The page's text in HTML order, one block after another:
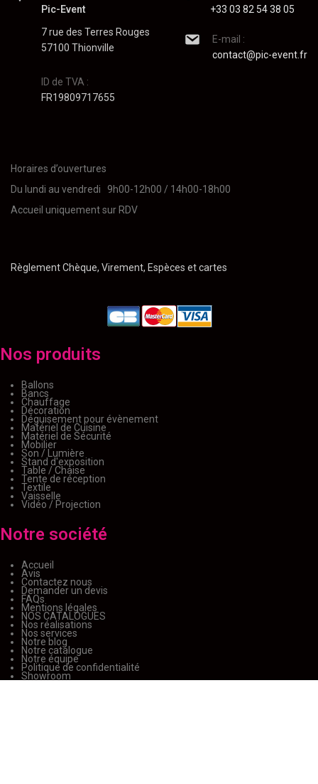
Pic-Event
7 rue des Terres Rouges
57100 Thionville
ID de TVA :
FR19809717655
+33 03 82 54 38 05
E-mail :
contact@pic-event.fr
Horaires d’ouvertures
Du lundi au vendredi 9h00-12h00 / 14h00-18h00
Accueil uniquement sur RDV
Règlement Chèque, Virement, Espèces et cartes
Nos produits
Ballons
Bancs
Chauffage
Décoration
Déguisement pour évènement
Matériel de Cuisine
Matériel de Sécurité
Mobilier
Son / Lumière
Stand d'exposition
Table / Chaise
Tente de réception
Textile
Vaisselle
Vidéo / Projection
Notre société
Accueil
Avis
Contactez nous
Demander un devis
FAQs
Mentions légales
NOS CATALOGUES
Nos réalisations
Nos services
Notre blog
Notre catalogue
Notre équipe
Politique de confidentialité
Showroom